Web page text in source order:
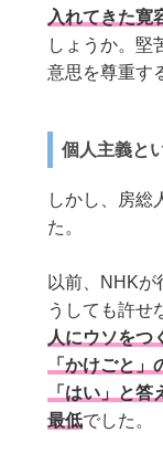
入れてきた寛
しょうか。堅
意思を尊重す
個人主義と
しかし、房総
た。
以前、NHK
うしても許せ
人にウソをつ
「かけごと」
「はい」と
最低でした。